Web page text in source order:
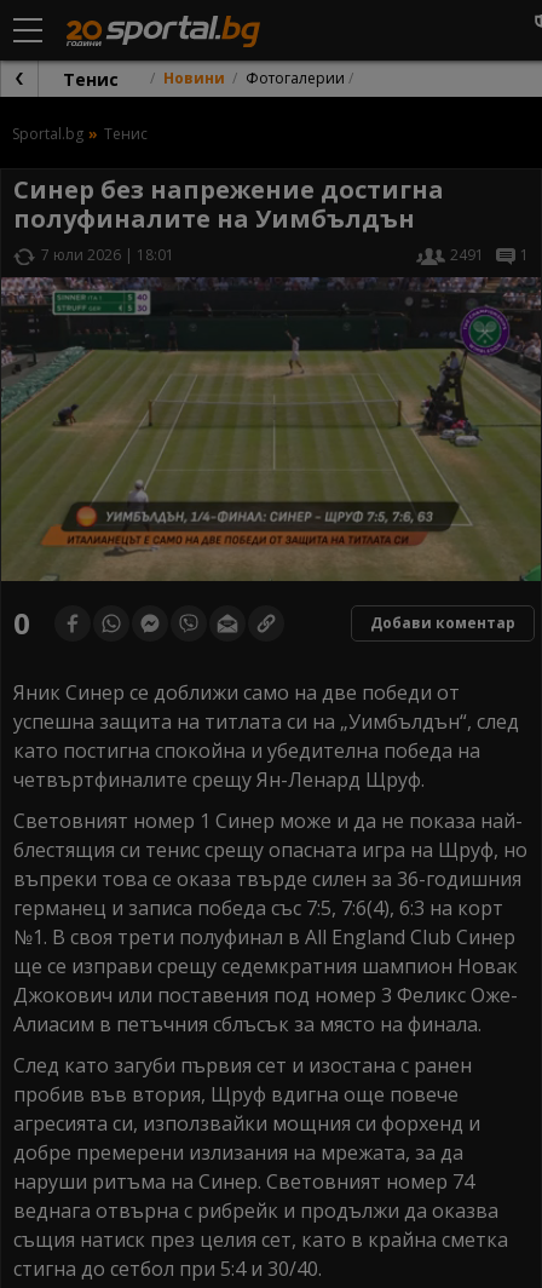
Тенис Новини Фотогалерии
Sportal.bg Тенис
Синер без напрежение достигна
полуфиналите на Уимбълдън
7 юли 2026 | 18:01 2491 1
of0 Добави коментар
Яник Синер се доближи само на две победи от
успешна защита на титлата си на „Уимбълдън“, след
като постигна спокойна и убедителна победа на
четвъртфиналите срещу Ян-Ленард Щруф.
Световният номер 1 Синер може и да не показа най-
блестящия си тенис срещу опасната игра на Щруф, но
въпреки това се оказа твърде силен за 36-годишния
германец и записа победа със 7:5, 7:6(4), 6:3 на корт
№1. В своя трети полуфинал в All England Club Синер
ще се изправи срещу седемкратния шампион Новак
Джокович или поставения под номер 3 Феликс Оже-
Алиасим в петъчния сблъсък за място на финала.
След като загуби първия сет и изостана с ранен
пробив във втория, Щруф вдигна още повече
агресията си, използвайки мощния си форхенд и
добре премерени излизания на мрежата, за да
наруши ритъма на Синер. Световният номер 74
веднага отвърна с рибрейк и продължи да оказва
същия натиск през целия сет, като в крайна сметка
стигна до сетбол при 5:4 и 30/40.